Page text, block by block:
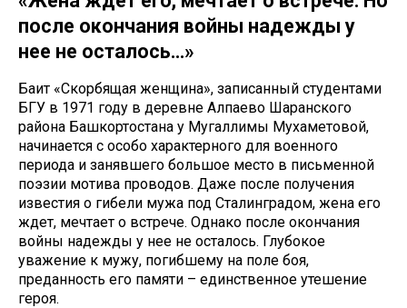
после окончания войны надежды у
нее не осталось…»
Баит «Скорбящая женщина», записанный студентами
БГУ в 1971 году в деревне Алпаево Шаранского
района Башкортостана у Мугаллимы Мухаметовой,
начинается с особо характерного для военного
периода и занявшего большое место в письменной
поэзии мотива проводов. Даже после получения
известия о гибели мужа под Сталинградом, жена его
ждет, мечтает о встрече. Однако после окончания
войны надежды у нее не осталось. Глубокое
уважение к мужу, погибшему на поле боя,
преданность его памяти – единственное утешение
героя.